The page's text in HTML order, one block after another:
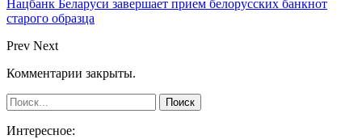
Нацбанк Беларуси завершает прием белорусских банкнот
старого образца
Prev Next
Комментарии закрыты.
Интересное: